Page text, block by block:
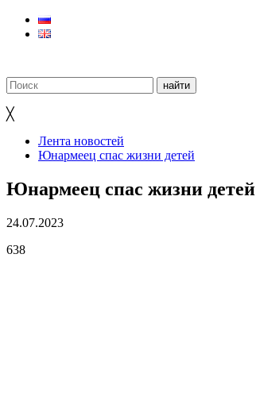
╳
Лента новостей
Юнармеец спас жизни детей
Юнармеец спас жизни детей
24.07.2023
638